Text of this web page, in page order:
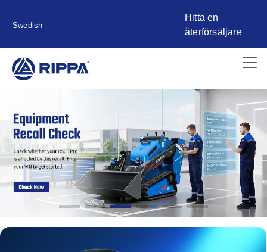
Swedish
Hitta en
återförsäljare